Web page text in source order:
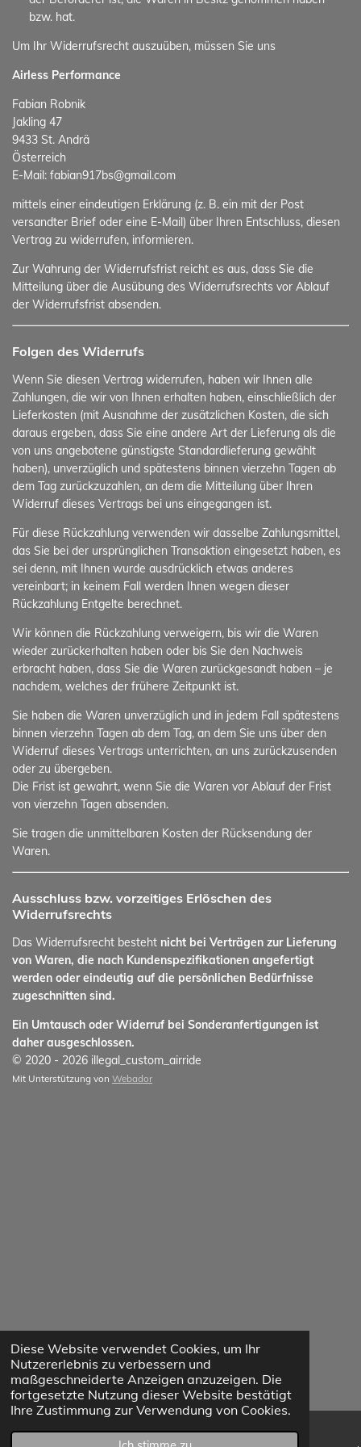
Diese Website verwendet Cookies, um Ihr
Nutzererlebnis zu verbessern und
maßgeschneiderte Anzeigen anzuzeigen. Die
fortgesetzte Nutzung dieser Website bestätigt
Ihre Zustimmung zur Verwendung von Cookies.
bzw. hat.
Um Ihr Widerrufsrecht auszuüben, müssen Sie uns
Airless Performance
Fabian Robnik
Jakling 47
9433 St. Andrä
Österreich
E-Mail: fabian917bs@gmail.com
mittels einer eindeutigen Erklärung (z. B. ein mit der Post
versandter Brief oder eine E-Mail) über Ihren Entschluss, diesen
Vertrag zu widerrufen, informieren.
Zur Wahrung der Widerrufsfrist reicht es aus, dass Sie die
Mitteilung über die Ausübung des Widerrufsrechts vor Ablauf
der Widerrufsfrist absenden.
Folgen des Widerrufs
Wenn Sie diesen Vertrag widerrufen, haben wir Ihnen alle
Zahlungen, die wir von Ihnen erhalten haben, einschließlich der
Lieferkosten (mit Ausnahme der zusätzlichen Kosten, die sich
daraus ergeben, dass Sie eine andere Art der Lieferung als die
von uns angebotene günstigste Standardlieferung gewählt
haben), unverzüglich und spätestens binnen vierzehn Tagen ab
dem Tag zurückzuzahlen, an dem die Mitteilung über Ihren
Widerruf dieses Vertrags bei uns eingegangen ist.
Für diese Rückzahlung verwenden wir dasselbe Zahlungsmittel,
das Sie bei der ursprünglichen Transaktion eingesetzt haben, es
sei denn, mit Ihnen wurde ausdrücklich etwas anderes
vereinbart; in keinem Fall werden Ihnen wegen dieser
Rückzahlung Entgelte berechnet.
Wir können die Rückzahlung verweigern, bis wir die Waren
wieder zurückerhalten haben oder bis Sie den Nachweis
erbracht haben, dass Sie die Waren zurückgesandt haben – je
nachdem, welches der frühere Zeitpunkt ist.
Sie haben die Waren unverzüglich und in jedem Fall spätestens
binnen vierzehn Tagen ab dem Tag, an dem Sie uns über den
Widerruf dieses Vertrags unterrichten, an uns zurückzusenden
oder zu übergeben.
Die Frist ist gewahrt, wenn Sie die Waren vor Ablauf der Frist
von vierzehn Tagen absenden.
Sie tragen die unmittelbaren Kosten der Rücksendung der
Waren.
Ausschluss bzw. vorzeitiges Erlöschen des
Widerrufsrechts
Das Widerrufsrecht besteht nicht bei Verträgen zur Lieferung
von Waren, die nach Kundenspezifikationen angefertigt
werden oder eindeutig auf die persönlichen Bedürfnisse
zugeschnitten sind.
Ein Umtausch oder Widerruf bei Sonderanfertigungen ist
daher ausgeschlossen.
© 2020 - 2026 illegal_custom_airride
Mit Unterstützung von Webador